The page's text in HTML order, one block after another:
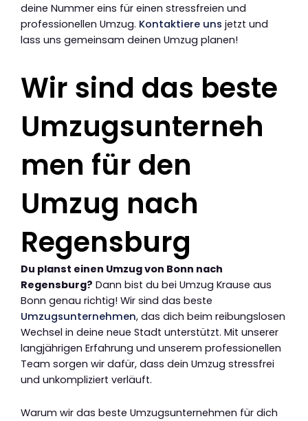
deine Nummer eins für einen stressfreien und
professionellen Umzug. Kontaktiere uns jetzt und
lass uns gemeinsam deinen Umzug planen!
Wir sind das beste
Umzugsunterneh
men für den
Umzug nach
Regensburg
Du planst einen Umzug von Bonn nach
Regensburg? Dann bist du bei Umzug Krause aus
Bonn genau richtig! Wir sind das beste
Umzugsunternehmen, das dich beim reibungslosen
Wechsel in deine neue Stadt unterstützt. Mit unserer
langjährigen Erfahrung und unserem professionellen
Team sorgen wir dafür, dass dein Umzug stressfrei
und unkompliziert verläuft.
Warum wir das beste Umzugsunternehmen für dich